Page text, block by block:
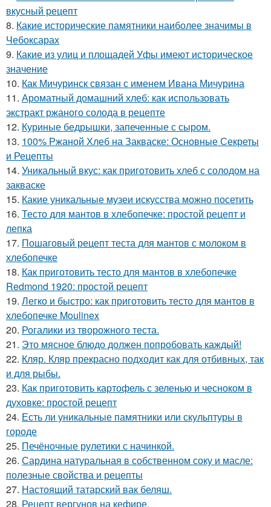
вкусный рецепт
8. Какие исторические памятники наиболее значимы в
Чебоксарах
9. Какие из улиц и площадей Уфы имеют историческое
значение
10. Как Мичуринск связан с именем Ивана Мичурина
11. Ароматный домашний хлеб: как использовать
экстракт ржаного солода в рецепте
12. Куриные бедрышки, запеченные с сыром.
13. 100% Ржаной Хлеб на Закваске: Основные Секреты
и Рецепты
14. Уникальный вкус: как приготовить хлеб с солодом на
закваске
15. Какие уникальные музеи искусства можно посетить
16. Тесто для мантов в хлебопечке: простой рецепт и
лепка
17. Пошаговый рецепт теста для мантов с молоком в
хлебопечке
18. Как приготовить тесто для мантов в хлебопечке
Redmond 1920: простой рецепт
19. Легко и быстро: как приготовить тесто для мантов в
хлебопечке Moulinex
20. Рогалики из творожного теста.
21. Это мясное блюдо должен попробовать каждый!
22. Кляр. Кляр прекрасно подходит как для отбивных, так
и для рыбы.
23. Как приготовить картофель с зеленью и чесноком в
духовке: простой рецепт
24. Есть ли уникальные памятники или скульптуры в
городе
25. Печёночные рулетики с начинкой.
26. Сардина натуральная в собственном соку и масле:
полезные свойства и рецепты
27. Настоящий татарский вак беляш.
28. Рецепт вергунов на кефире.